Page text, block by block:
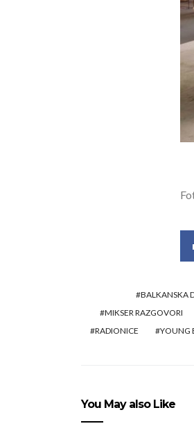
BALKANSKA
MIKSER RAZGOVORI
RADIONICE
YOUNG
You May also Like